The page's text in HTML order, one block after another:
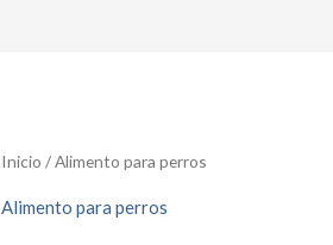
Inicio / Alimento para perros
Alimento para perros